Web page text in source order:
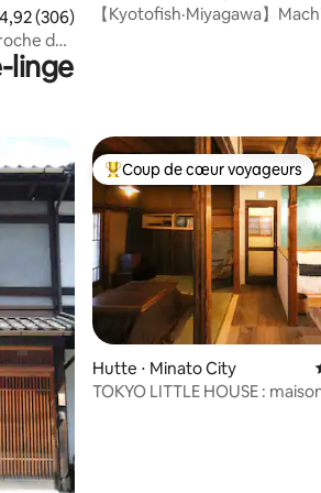
moyenne sur la base de 306
4,92 (306)
du
【Kyotofish·Miyagawa】
linge
: 4,99 sur 5
Coups de cœur voyageurs les
Coup de cœur voyageurs
Hutte ⋅ Minato City
TOKYO LITTLE HOUSE :